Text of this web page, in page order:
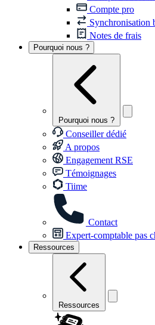
Compte pro
Synchronisation
Notes de frais
Pourquoi nous ?
Pourquoi nous ?
Conseiller dédié
A propos
Engagement RSE
Témoignages
Tiime
Contact
Expert-comptable pas
Ressources
Ressources